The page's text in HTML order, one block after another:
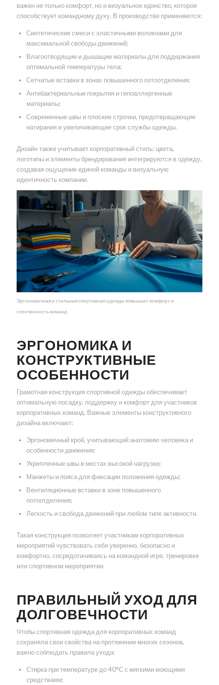
важен не только комфорт, но и визуальное единство, которое
способствует командному духу. В производстве применяются:
Синтетические смеси с эластичными волокнами для
максимальной свободы движений;
Влагоотводящие и дышащие материалы для поддержания
оптимальной температуры тела;
Сетчатые вставки в зонах повышенного потоотделения;
Антибактериальные покрытия и гипоаллергенные
материалы;
Современные швы и плоские строчки, предотвращающие
натирания и увеличивающие срок службы одежды.
Дизайн также учитывает корпоративный стиль: цвета,
логотипы и элементы брендирования интегрируются в одежду,
создавая ощущение единой команды и визуальную
идентичность компании.
Эргономичная и стильная спортивная одежда повышает комфорт и
сплоченность команд
ЭРГОНОМИКА И
КОНСТРУКТИВНЫЕ
ОСОБЕННОСТИ
Грамотная конструкция спортивной одежды обеспечивает
оптимальную посадку, поддержку и комфорт для участников
корпоративных команд. Важные элементы конструктивного
дизайна включают:
Эргономичный крой, учитывающий анатомию человека и
особенности движения;
Укрепленные швы в местах высокой нагрузки;
Манжеты и пояса для фиксации положения одежды;
Вентиляционные вставки в зоне повышенного
потоотделения;
Легкость и свобода движений при любом типе активности.
Такая конструкция позволяет участникам корпоративных
мероприятий чувствовать себя уверенно, безопасно и
комфортно, сосредотачиваясь на командной игре, тренировке
или спортивном мероприятии.
ПРАВИЛЬНЫЙ УХОД ДЛЯ
ДОЛГОВЕЧНОСТИ
Чтобы спортивная одежда для корпоративных команд
сохраняла свои свойства на протяжении многих сезонов,
важно соблюдать правила ухода:
Стирка при температуре до 40°С с мягкими моющими
средствами;